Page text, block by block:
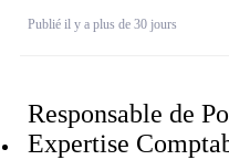
Publié il y a plus de 30 jours
Responsable de
Expertise